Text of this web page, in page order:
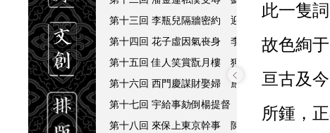
第十三回 李瓶兒隔牆密約 迎春女窺隙偷光
第十四回 花子虛因氣䘮身 李瓶兒送奸赴會
第十五回 佳人笑賞翫月樓 狎客封闝麗春院
第十六回 西門慶謀財娶婦 應伯爵喜慶追歡
第十七回 宇給事劾倒楊提督 李瓶兒招贅蔣竹山
第十八回 來保上東京幹事 陳經濟花園管工
此一隻詞兒，單說着「情色」󿀐字，乃一體一用。
故色絢
亘古及
所鍾，